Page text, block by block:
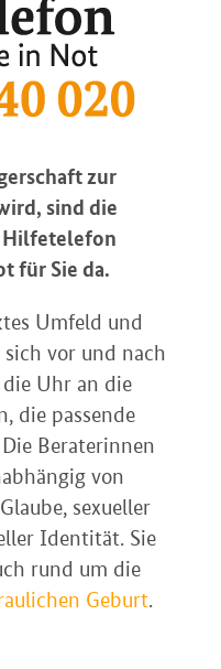
zur
sind die
Hilfetelefon
für Sie da.
Umfeld und
vor und nach
Uhr an die
die passende
Beraterinnen
von
sexueller
Identität. Sie
rund um die
Geburt.